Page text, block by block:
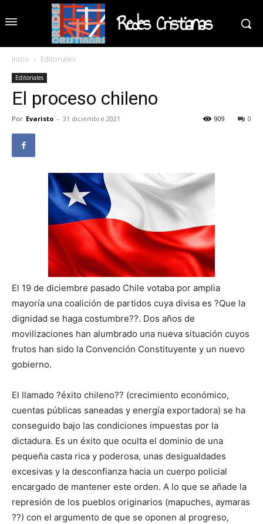
Redes Cristianas
Inicio Editoriales
Editoriales
El proceso chileno
Por Evaristo - 31 diciembre 2021 0
909
El 19 de diciembre pasado Chile votaba por amplia
mayoría una coalición de partidos cuya divisa es ?Que la
dignidad se haga costumbre??. Dos años de
movilizaciones han alumbrado una nueva situación cuyos
frutos han sido la Convención Constituyente y un nuevo
gobierno.
El llamado ?éxito chileno?? (crecimiento económico,
cuentas públicas saneadas y energía exportadora) se ha
conseguido bajo las condiciones impuestas por la
dictadura. Es un éxito que oculta el dominio de una
pequeña casta rica y poderosa, unas desigualdades
excesivas y la desconfianza hacia un cuerpo policial
encargado de mantener este orden. A lo que se añade la
represión de los pueblos originarios (mapuches, aymaras
??) con el argumento de que se oponen al progreso,